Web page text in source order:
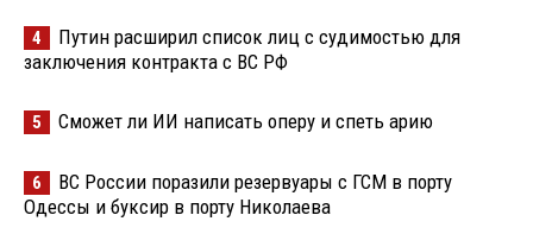
4
Путин расширил список лиц с судимостью для
заключения контракта с ВС РФ
5 Сможет ли ИИ написать оперу и спеть арию
6
ВС России поразили резервуары с ГСМ в порту
Одессы и буксир в порту Николаева